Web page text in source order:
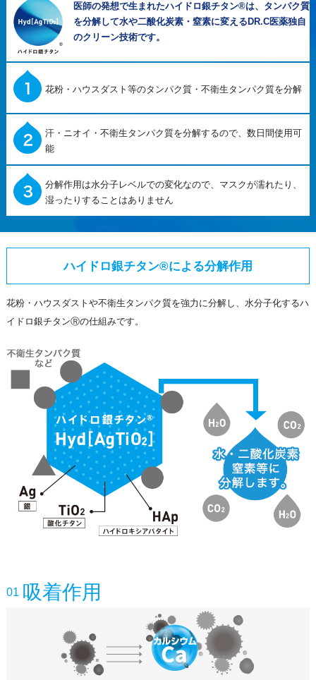
医師の発想で生まれたハイドロ銀チタン®は、タンパク質
を分解して水や二酸化炭素・窒素に変えるDR.C医薬独自
のクリーン技術です。
花粉・ハウスダスト等のタンパク質・不衛生タンパク質を分解
汗・ニオイ・不衛生タンパク質を分解するので、数日間使用可
能
分解作用は水分子レベルでの変化なので、マスクが濡れたり、
湿ったりすることはありません
ハイドロ銀チタン®による分解作用
花粉・ハウスダストや不衛生タンパク質を強力に分解し、水分子化するハ
イドロ銀チタンⓇの仕組みです。
01 吸着作用